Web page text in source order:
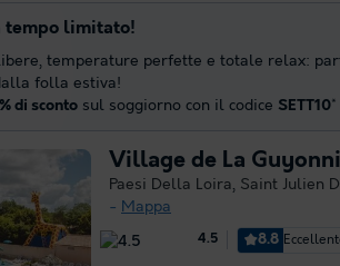
Village de La
Paesi Della Loira, Saint Julien
Mappa
4.5 8.8
tempo limitato!
temperature perfette e totale relax:
folla estiva!
di sconto sul soggiorno con il codice SETT10*